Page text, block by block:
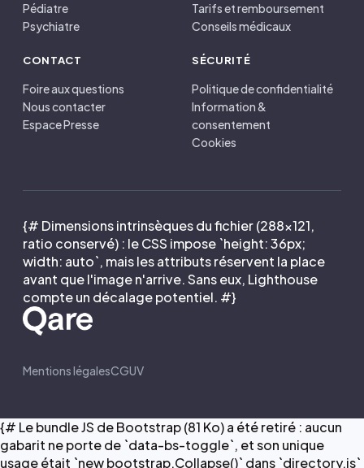
Pédiatre
Psychiatre
Tarifs et remboursement
Conseils médicaux
CONTACT
Foire aux questions
Nous contacter
Espace Presse
SÉCURITÉ
Politique de confidentialité
Information &
consentement
Cookies
{# Dimensions intrinsèques du fichier (288×121,
ratio conservé) : le CSS impose `height: 36px;
width: auto`, mais les attributs réservent la place
avant que l'image n'arrive. Sans eux, Lighthouse
compte un décalage potentiel. #}
Mentions légalesCGUV
{# Le bundle JS de Bootstrap (81 Ko) a été retiré : aucun
gabarit ne porte de `data-bs-toggle`, et son unique
usage était `new bootstrap.Collapse()` dans `directory.js`